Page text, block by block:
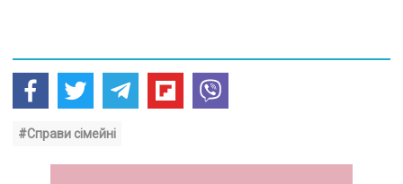
#Справи сімейні